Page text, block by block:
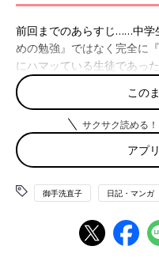
前回までのあらすじ……中学
めの勉強』ではなく完全に
にハマッている生徒であった
その証拠に当時96点以上し
で現在の私が覚えているの
い。しかも現在は説が変わ
鎌倉幕府に代わっているら
すぎて泣いちゃう。あとは
い。こんでんえいねんしざ
たのかよと思う。
この
サクサク読める
アプ
御手洗直子 日記・マンガ